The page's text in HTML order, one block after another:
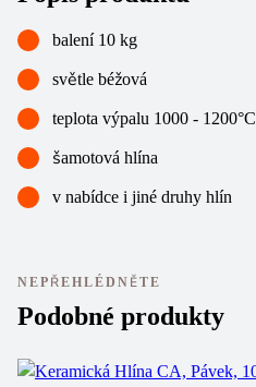
balení 10 kg
světle béžová
teplota výpalu 1000 - 1200°C
šamotová hlína
v nabídce i jiné druhy hlín
NEPŘEHLÉDNĚTE
Podobné produkty